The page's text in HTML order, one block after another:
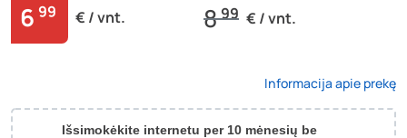
6 99 € / vnt. 899 € / vnt.
Informacija apie prekę
Išsimokėkite internetu per 10 mėnesių be